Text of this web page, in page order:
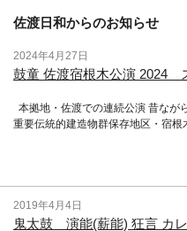
佐渡日和からのお知らせ
2024年4月27日
鼓童 佐渡宿根木公演 2024
本拠地・佐渡での連続公演 昔なが
重要伝統的建造物群保存地区・宿根
2019年4月4日
鬼太鼓 演能(薪能) 狂言 カ